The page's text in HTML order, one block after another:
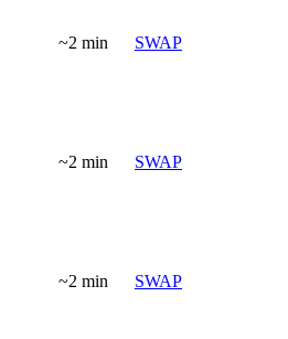
~2 min SWAP
~2 min SWAP
~2 min SWAP